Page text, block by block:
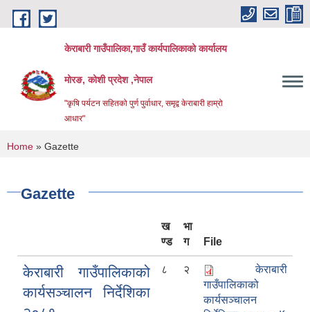
Skip to main content
केराबारी गाउँपालिका,गाउँ कार्यपालिकाको कार्यालय
मोरङ, कोशी प्रदेश ,नेपाल
"कृषि पर्यटन सहितको पुर्ण पुर्वाधार, समृद्व केराबारी हाम्रो
आधार"
You are here
Home » Gazette
Gazette
ख
ण्ड
भा
ग
File
केराबारी गाउँपालिकाको
कार्यसञ्चालन निर्देशिका
८ २
केराबारी
गाउँपालिकाको
कार्यसञ्चालन